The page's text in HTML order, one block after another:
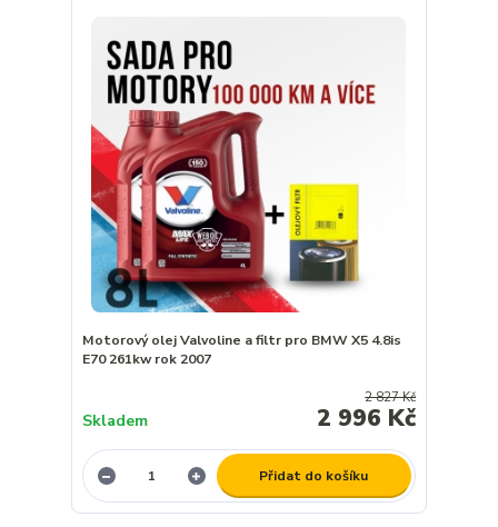
Motorový olej Valvoline a filtr pro BMW X5 4.8is
E70 261kw rok 2007
2 827 Kč
2 996 Kč
Skladem
Přidat do košíku